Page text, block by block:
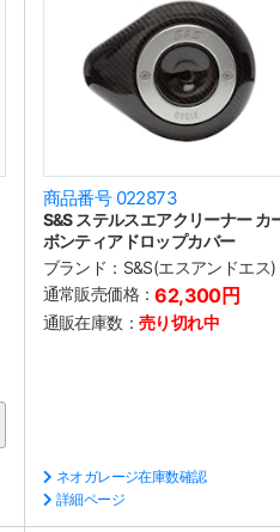
商品番号 022873
S&S ステルスエアクリーナー カ
ボンティアドロップカバー
ブランド： S&S(エスアンドエス)
通常販売価格：62,300円
通販在庫数： 売り切れ中
ネオガレージ在庫数確認
詳細ページ